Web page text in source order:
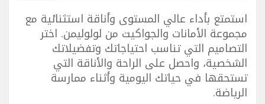
استمتع بأداء عالي المستوى وأناقة استثنائية مع
مجموعة الأمانات والجواكيت من لولوليمن. اختر
التصاميم التي تناسب احتياجاتك وتفضيلاتك
الشخصية، واحصل على الراحة والأناقة التي
تستحقها في حياتك اليومية وأثناء ممارسة
الرياضة.